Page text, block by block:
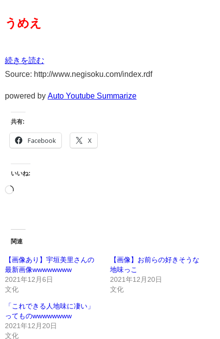
うめえ
続きを読む
Source: http://www.negisoku.com/index.rdf
powered by Auto Youtube Summarize
共有:
Facebook X
いいね:
関連
【画像あり】宇垣美里さんの
最新画像wwwwwwww
2021年12月6日
文化
【画像】お前らの好きそうな
地味っこ
2021年12月20日
文化
「これできる人地味に凄い」
ってものwwwwwwww
2021年12月20日
文化